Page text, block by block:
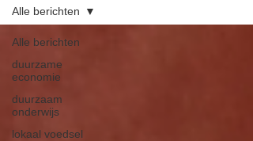
Alle berichten
duurzame
economie
duurzaam
onderwijs
lokaal voedsel
Alle berichten